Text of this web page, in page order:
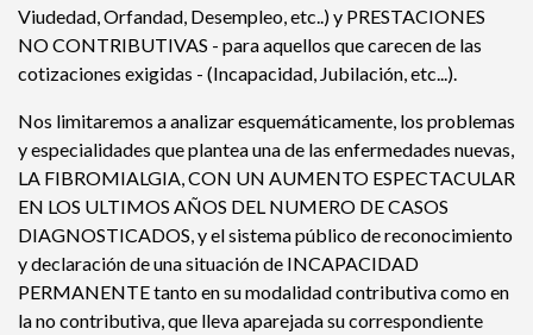
Viudedad, Orfandad, Desempleo, etc..) y PRESTACIONES
NO CONTRIBUTIVAS - para aquellos que carecen de las
cotizaciones exigidas - (Incapacidad, Jubilación, etc...).
Nos limitaremos a analizar esquemáticamente, los problemas
y especialidades que plantea una de las enfermedades nuevas,
LA FIBROMIALGIA, CON UN AUMENTO ESPECTACULAR
EN LOS ULTIMOS AÑOS DEL NUMERO DE CASOS
DIAGNOSTICADOS, y el sistema público de reconocimiento
y declaración de una situación de INCAPACIDAD
PERMANENTE tanto en su modalidad contributiva como en
la no contributiva, que lleva aparejada su correspondiente